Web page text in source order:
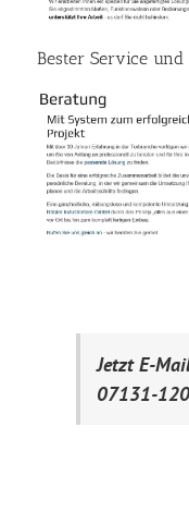
Bester Service und
Jetzt E-
07131-